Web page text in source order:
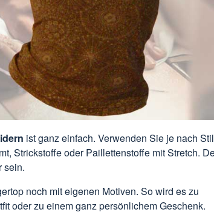
ist ganz einfach. Verwenden Sie je nach
Strickstoffe oder Paillettenstoffe mit Stretch.
sein.
noch mit eigenen Motiven. So wird es zu
oder zu einem ganz persönlichem Geschenk.